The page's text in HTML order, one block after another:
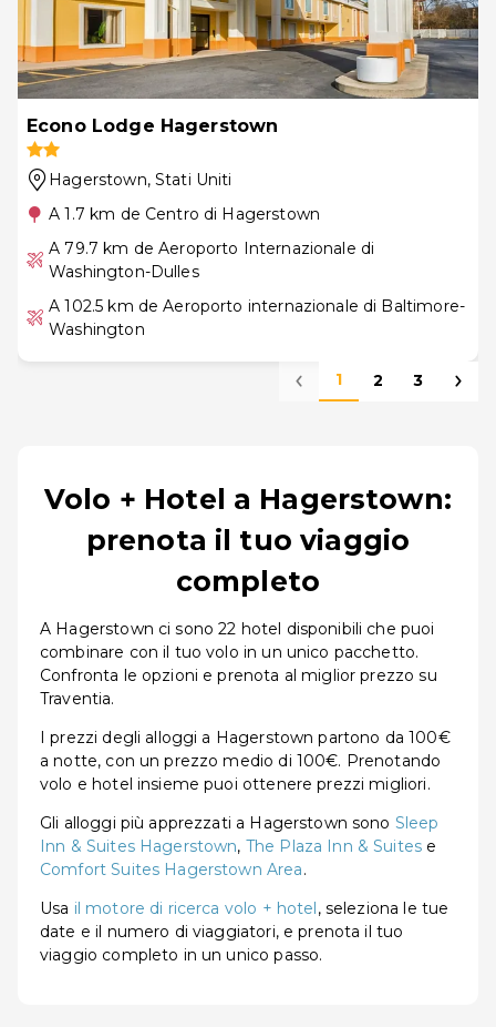
Econo Lodge Hagerstown
Hagerstown, Stati Uniti
A 1.7 km de Centro di Hagerstown
A 79.7 km de Aeroporto Internazionale di
Washington-Dulles
A 102.5 km de Aeroporto internazionale di Baltimore-
Washington
1 2 3
Volo + Hotel a Hagerstown:
prenota il tuo viaggio
completo
A Hagerstown ci sono 22 hotel disponibili che puoi
combinare con il tuo volo in un unico pacchetto.
Confronta le opzioni e prenota al miglior prezzo su
Traventia.
I prezzi degli alloggi a Hagerstown partono da 100€
a notte, con un prezzo medio di 100€. Prenotando
volo e hotel insieme puoi ottenere prezzi migliori.
Gli alloggi più apprezzati a Hagerstown sono Sleep
Inn & Suites Hagerstown, The Plaza Inn & Suites e
Comfort Suites Hagerstown Area.
Usa il motore di ricerca volo + hotel, seleziona le tue
date e il numero di viaggiatori, e prenota il tuo
viaggio completo in un unico passo.